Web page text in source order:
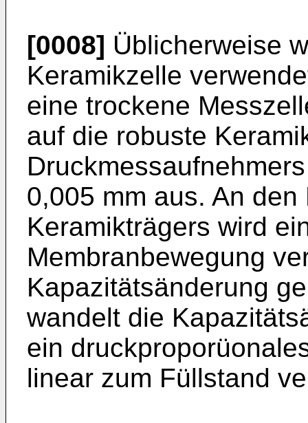
[0008] Üblicherweise
Keramikzelle
eine trockene
auf die robuste
0,005 mm aus. An
Keramikträgers wird
Membranbewegung
Kapazitätsänderung
wandelt die
ein
linear zum Füllstand